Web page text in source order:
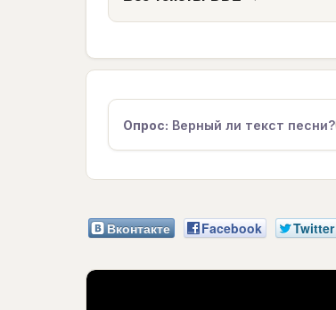
Опрос: Верный ли текст песни?
Вконтакте Facebook Twitter